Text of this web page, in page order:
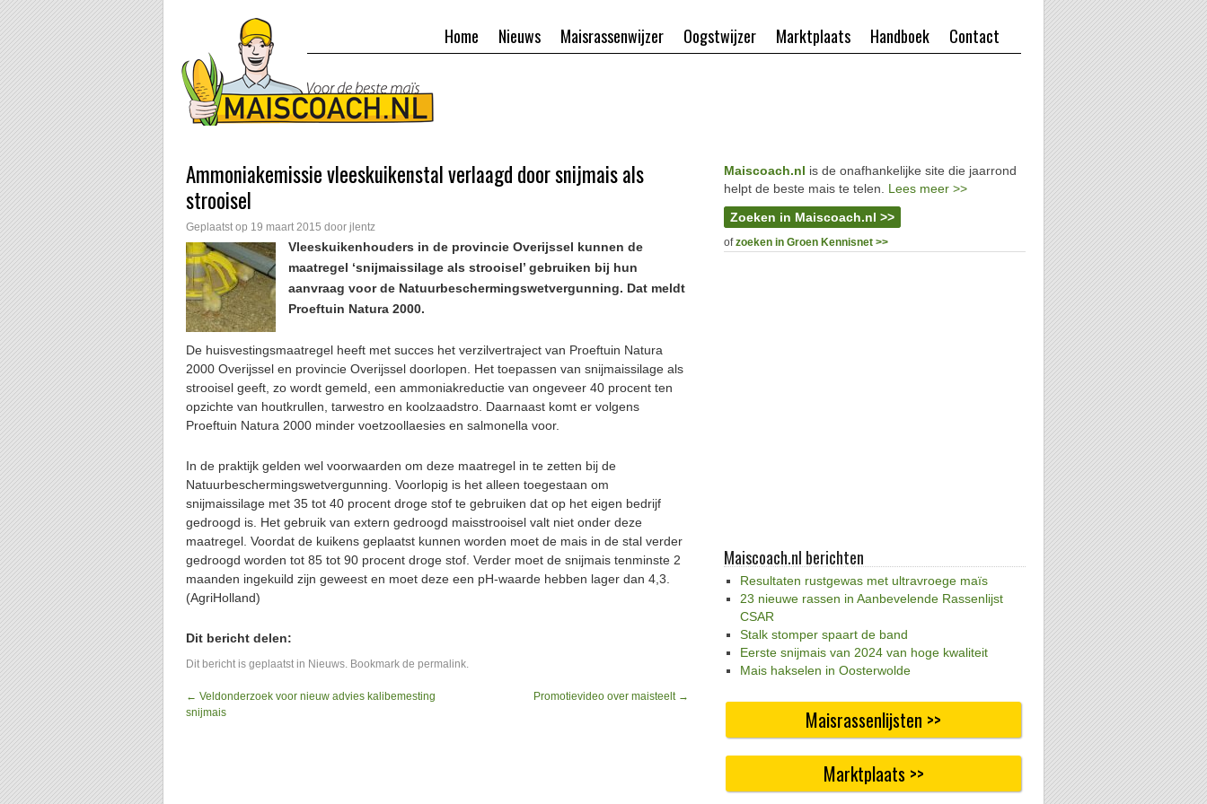
Contact
Handboek
Marktplaats
Oogstwijzer
Maisrassenwijzer
Nieuws
Home
Ammoniakemissie vleeskuikenstal verlaagd door snijmais als
strooisel
Geplaatst op 19 maart 2015 door jlentz
Vleeskuikenhouders in de provincie Overijssel kunnen de
maatregel ‘snijmaissilage als strooisel’ gebruiken bij hun
aanvraag voor de Natuurbeschermingswetvergunning. Dat meldt
Proeftuin Natura 2000.
De huisvestingsmaatregel heeft met succes het verzilvertraject van Proeftuin Natura
2000 Overijssel en provincie Overijssel doorlopen. Het toepassen van snijmaissilage als
strooisel geeft, zo wordt gemeld, een ammoniakreductie van ongeveer 40 procent ten
opzichte van houtkrullen, tarwestro en koolzaadstro. Daarnaast komt er volgens
Proeftuin Natura 2000 minder voetzoollaesies en salmonella voor.
In de praktijk gelden wel voorwaarden om deze maatregel in te zetten bij de
Natuurbeschermingswetvergunning. Voorlopig is het alleen toegestaan om
snijmaissilage met 35 tot 40 procent droge stof te gebruiken dat op het eigen bedrijf
gedroogd is. Het gebruik van extern gedroogd maisstrooisel valt niet onder deze
maatregel. Voordat de kuikens geplaatst kunnen worden moet de mais in de stal verder
gedroogd worden tot 85 tot 90 procent droge stof. Verder moet de snijmais tenminste 2
maanden ingekuild zijn geweest en moet deze een pH-waarde hebben lager dan 4,3.
(AgriHolland)
Dit bericht delen:
Dit bericht is geplaatst in Nieuws. Bookmark de permalink.
← Veldonderzoek voor nieuw advies kalibemesting
snijmais
Promotievideo over maisteelt →
Maiscoach.nl is de onafhankelijke site die jaarrond
helpt de beste mais te telen. Lees meer >>
Zoeken in Maiscoach.nl >>
ofzoeken in Groen Kennisnet >>
Maiscoach.nl berichten
Resultaten rustgewas met ultravroege maïs
23 nieuwe rassen in Aanbevelende Rassenlijst
CSAR
Stalk stomper spaart de band
Eerste snijmais van 2024 van hoge kwaliteit
Mais hakselen in Oosterwolde
Maisrassenlijsten >>
Marktplaats >>